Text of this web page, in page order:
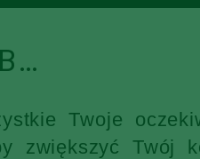
Twoje
zwiększyć Twój